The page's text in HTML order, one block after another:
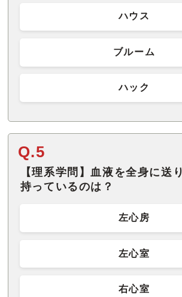
ハウス
ブルーム
ハック
Q.5
【理系学問】血液を全身に送
持っているのは？
左心房
左心室
右心室